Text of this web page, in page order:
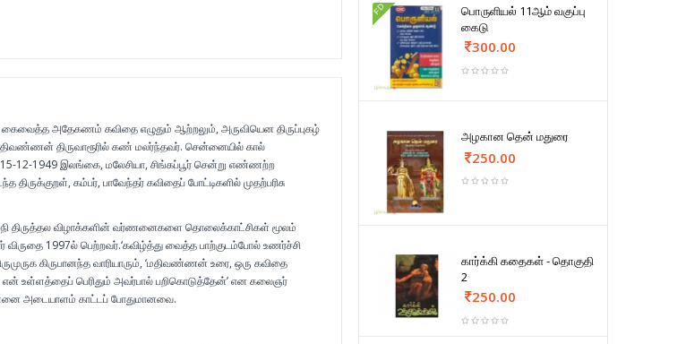
கைவைத்த அதேகணம் கவிதை எழுதும் ஆற்றலும், அருவியென திருப்புகழ்
திருவாரூரில் கண் மலர்ந்தவர். சென்னையில் கால்
15-12-1949 இலங்கை, மலேசியா, சிங்கப்பூர் சென்று எண்ணற்ற
கம்பர், பாவேந்தர் கவிதைப் போட்டிகளில் முதற்பரிசு
திருத்தல விழாக்களின் வர்ணனைகளை தொலைக்காட்சிகள் மூலம்
விருதை 1997ல் பெற்றவர்.‘கவிழ்த்து வைத்த பாற்குடம்போல் உணர்ச்சி
கிருபானந்த வாரியாரும், ‘மதிவண்ணன் உரை, ஒரு கவிதை
உள்ளத்தைப் பெரிதும் அவர்பால் பறிகொடுத்தேன்’ என கலைஞர்
அடையாளம் காட்டப் போதுமானவை.
FD
பொருளியல் 11ஆம் வகுப்பு
கைடு
300.00
அழகான தென் மதுரை
250.00
கார்க்கி கதைகள் - தொகுதி
2
250.00